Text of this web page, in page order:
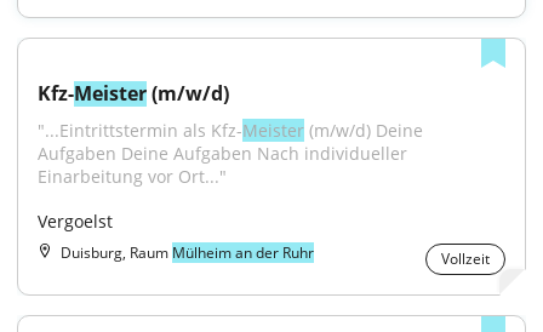
Kfz-Meister (m/w/d)
"...Eintrittstermin als Kfz-Meister (m/w/d) Deine
Aufgaben Deine Aufgaben Nach individueller
Einarbeitung vor Ort..."
Vergoelst
Duisburg, Raum Mülheim an der Ruhr Vollzeit